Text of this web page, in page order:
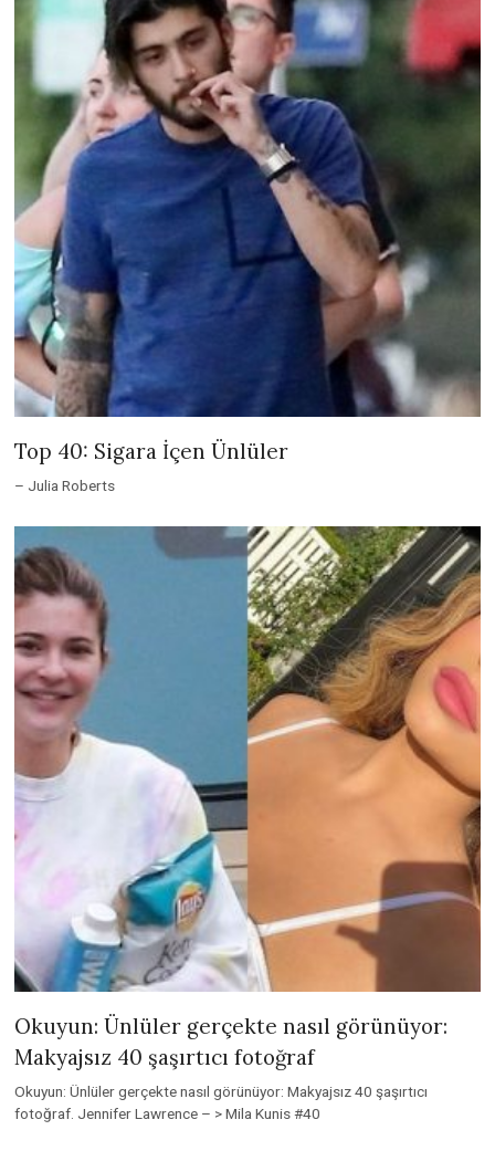
Top 40: Sigara İçen Ünlüler
– Julia Roberts
Okuyun: Ünlüler gerçekte nasıl görünüyor:
Makyajsız 40 şaşırtıcı fotoğraf
Okuyun: Ünlüler gerçekte nasıl görünüyor: Makyajsız 40 şaşırtıcı
fotoğraf. Jennifer Lawrence – > Mila Kunis #40